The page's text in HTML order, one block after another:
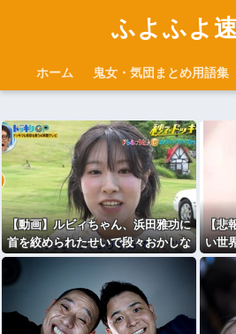
ふよふよ速
ホーム 鬼女・気団まとめ用語集
【動画】ルビィちゃん、浜田雅功に
首を絞められたせいで段々おかしな
仕事が増える
【悲
い世